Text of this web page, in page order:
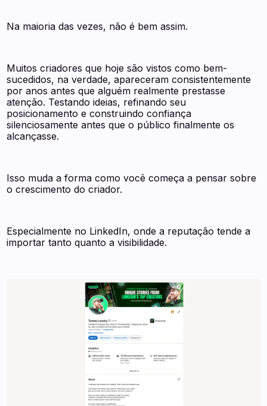
Na maioria das vezes, não é bem assim.
Muitos criadores que hoje são vistos como bem-
sucedidos, na verdade, apareceram consistentemente
por anos antes que alguém realmente prestasse
atenção. Testando ideias, refinando seu
posicionamento e construindo confiança
silenciosamente antes que o público finalmente os
alcançasse.
Isso muda a forma como você começa a pensar sobre
o crescimento do criador.
Especialmente no LinkedIn, onde a reputação tende a
importar tanto quanto a visibilidade.